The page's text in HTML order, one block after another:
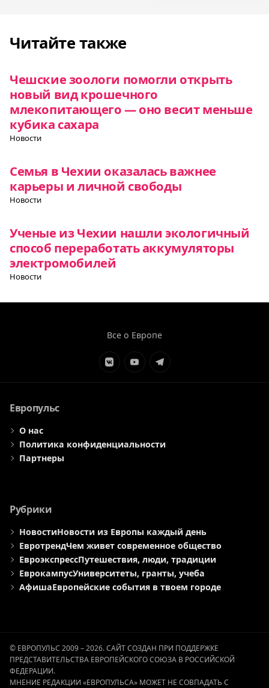
Читайте также
Чешские зоологи помогли открыть
новый вид крошечного
млекопитающего — оно весит меньше
кубика сахара
Новости
Семья в Чехии оказалась важнее
карьеры и личной свободы
Новости
Ученые из Чехии нашли экологичный
способ переработать аккумуляторы
электромобилей
Новости
Все о Европе
ЭлементЭлементЭлемент
Европульс
О нас
Политика конфиденциальности
Партнеры
Рубрики
НовостиНовости из Европы каждый день
ЕвротрендЧем живет современное общество
ЕвроэкспрессПутешествия, люди, традиции
ЕврокампусУниверситеты, гранты, учеба
АфишаЕвропейские события в твоем городе
© ЕВРОПУЛЬС 2009 – 2026. САЙТ СОЗДАН ПРИ ПОДДЕРЖКЕ
ПРЕДСТАВИТЕЛЬСТВА ЕВРОПЕЙСКОГО СОЮЗА В РОССИЙСКОЙ
ФЕДЕРАЦИИ.
МНЕНИЕ РЕДАКЦИИ «ЕВРОПУЛЬСА» МОЖЕТ НЕ СОВПАДАТЬ С